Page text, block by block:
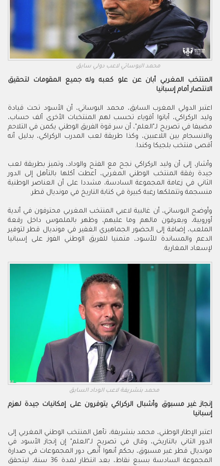
محمد البوساتي لاعب دولي سابق
المنتخب المغربي أبان عن علو كعبه وله جميع المقومات لتحقيق
الانتصار أمام إسبانيا
اعتبر الدولي المغرب السابق، محمد البوساتي، أن الأسود تحت قيادة
وليد الركراكي، أبانوا أقوياء تحسب لهم المنتخبات الأخرى ألف حساب،
مضيفا في تصريح لـ"العلم"، أن سر قوة الفريق الوطني يكمن في التلاحم
والانسجام بين اللاعبين، وكذا طريقة لعب المدرب الركراكي، بدليل أنه
أقصى منتخب بلجيكا وكندا.
وأشار، إلى أن وليد الركراكي نجح مع الفتح والوداد، وتميز بطريقة لعب
جيدة رفقة المنتخب الوطني المغربي، أعطت أكلها بالتأهل إلى الدور
الثاني في زعامة المجموعة السادسة، مشددا على أن العناصر الوطنية
منسجمة وتتملكها رغبة كبيرة في كتابة التاريخ في مونديال قطر.
وأوضح البوساتي، أن غالبية لاعبي المنتخب المغربي محترفون في أندية
أوروبية، ويعرفون مالهم وما عليهم، وظهر بالملموس داخل رقعة
الملعب، إضافة إلى الحضور الجماهيري الغفير في مونديال قطر لتوفير
الدعم والمساندة للأسود، متمنيا للفريق الوطني الفوز على إسبانيا
لإسعاد المغاربة.
محمد بنشريفة لاعب الوداد السابق
إنجاز غير مسبوق وأشبال الركراكي يتوفرون على إمكانيات جيدة لهزم
إسبانيا
اعتبر الإطار الوطني، محمد بنشريفة، تأهل المنتخب الوطني المغربي إلى
الدور الثاني بالتاريخي، وقال في تصريح لـ"العلم" إن إنجاز الأسود في
مونديال قطر غير مسبوق، بحكم أنهوا أنهى دور المجموعات في صدارة
المجموعة السادسة بسبع نقاط، بعد انتظار لمدة 36 سنة، ليتحقق